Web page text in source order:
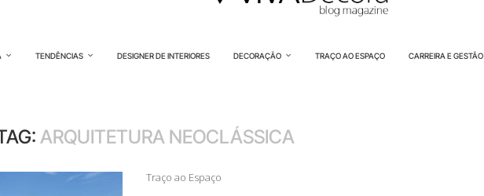
TENDÊNCIAS DESIGNER DE INTERIORES DECORAÇÃO TRAÇO AO ESPAÇO CARREIRA E GESTÃO
ARQUITETURA NEOCLÁSSICA
Traço ao Espaço